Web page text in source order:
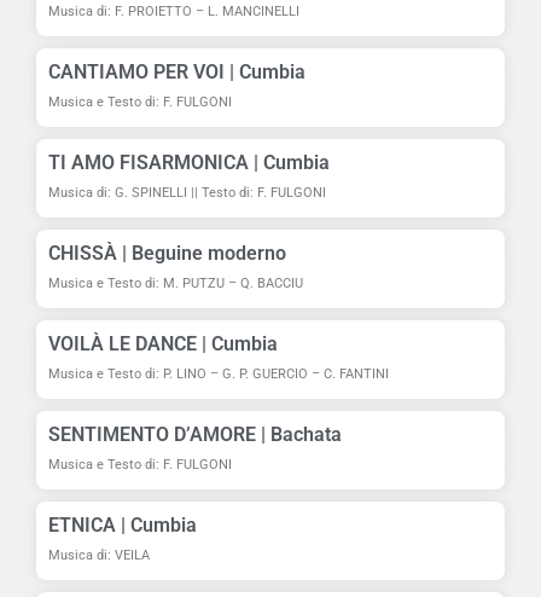
Roberto Tagliani ft Spinelli "REGINA 0:00
Veila ft Spinelli "LA NOIA" (Remix Sanremo
Valerio e Paolo Bagnasco "DOPPIA SFIDA"
Mimmo Mirabelli "LA COLEGIALA" (versione
3:26
Mirko Putzu "STELLARE" (polka brillante)
Mary Merolla - CUORE INFRANTO (fox trot)
Valerio e Paolo Bagnasco "ADELANTE" Canale
Mirko Putzu, Quirico Bacciu, Veila "IL BALLO
5:33
Musica di: F. PROIETTO – L. MANCINELLI
CANTIAMO PER VOI | Cumbia
Musica e Testo di: F. FULGONI
TI AMO FISARMONICA | Cumbia
Musica di: G. SPINELLI || Testo di: F. FULGONI
CHISSÀ | Beguine moderno
Musica e Testo di: M. PUTZU – Q. BACCIU
VOILÀ LE DANCE | Cumbia
Musica e Testo di: P. LINO – G. P. GUERCIO – C. FANTINI
SENTIMENTO D’AMORE | Bachata
Musica e Testo di: F. FULGONI
ETNICA | Cumbia
Musica di: VEILA